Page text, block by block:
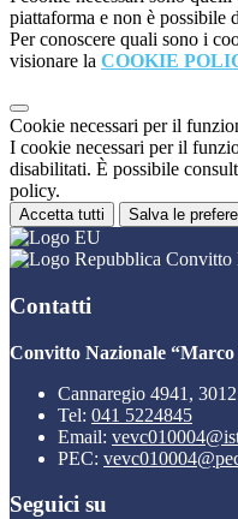
piattaforma e non è possibile
Per conoscere quali sono i
visionare la COOKIE
Cookie necessari per il
I cookie necessari per il
disabilitati. È possibile
policy.
Accetta tutti Salva le
Convitto
Contatti
Convitto Nazionale
Cannaregio 4941,
Tel: 041 5224845
Email:
PEC:
Seguici su